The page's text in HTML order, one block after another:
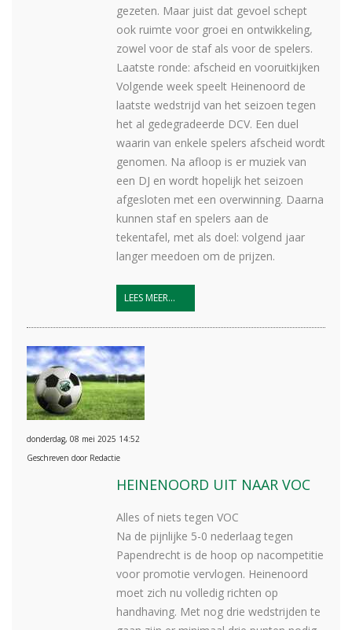
gezeten. Maar juist dat gevoel schept
ook ruimte voor groei en ontwikkeling,
zowel voor de staf als voor de spelers.
Laatste ronde: afscheid en vooruitkijken
Volgende week speelt Heinenoord de
laatste wedstrijd van het seizoen tegen
het al gedegradeerde DCV. Een duel
waarin van enkele spelers afscheid wordt
genomen. Na afloop is er muziek van
een DJ en wordt hopelijk het seizoen
afgesloten met een overwinning. Daarna
kunnen staf en spelers aan de
tekentafel, met als doel: volgend jaar
langer meedoen om de prijzen.
LEES MEER...
donderdag, 08 mei 2025 14:52
Geschreven door Redactie
HEINENOORD UIT NAAR VOC
Alles of niets tegen VOC
Na de pijnlijke 5-0 nederlaag tegen
Papendrecht is de hoop op nacompetitie
voor promotie vervlogen. Heinenoord
moet zich nu volledig richten op
handhaving. Met nog drie wedstrijden te